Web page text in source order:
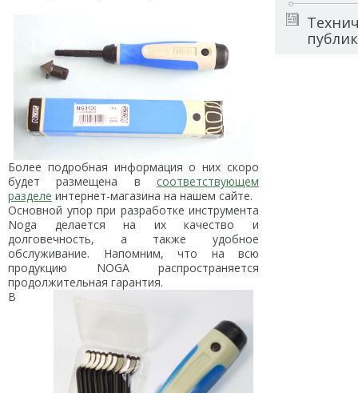
Более подробная информация о них скоро
будет размещена в соответствующем
разделе интернет-магазина на нашем сайте.
Основной упор при разработке инструмента
Noga делается на их качество и
долговечность, а также удобное
обслуживание. Напомним, что на всю
продукцию NOGA распространяется
продолжительная гарантия.
В